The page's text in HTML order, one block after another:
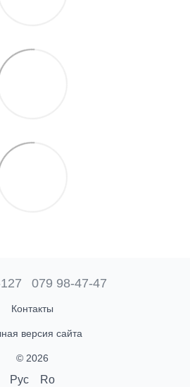
079 98-47-47
Контакты
версия сайта
© 2026
Рус Ro